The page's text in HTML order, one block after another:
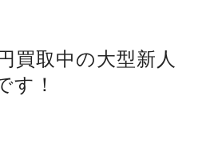
買取中の大型新人
す！